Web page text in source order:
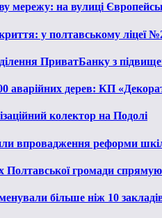
мережу: на вулиці
у полтавському ліцеї
ПриватБанку з
аварійних дерев: КП
колектор на Подолі
впровадження реформи
Полтавської громади
більше ніж 10 закладів